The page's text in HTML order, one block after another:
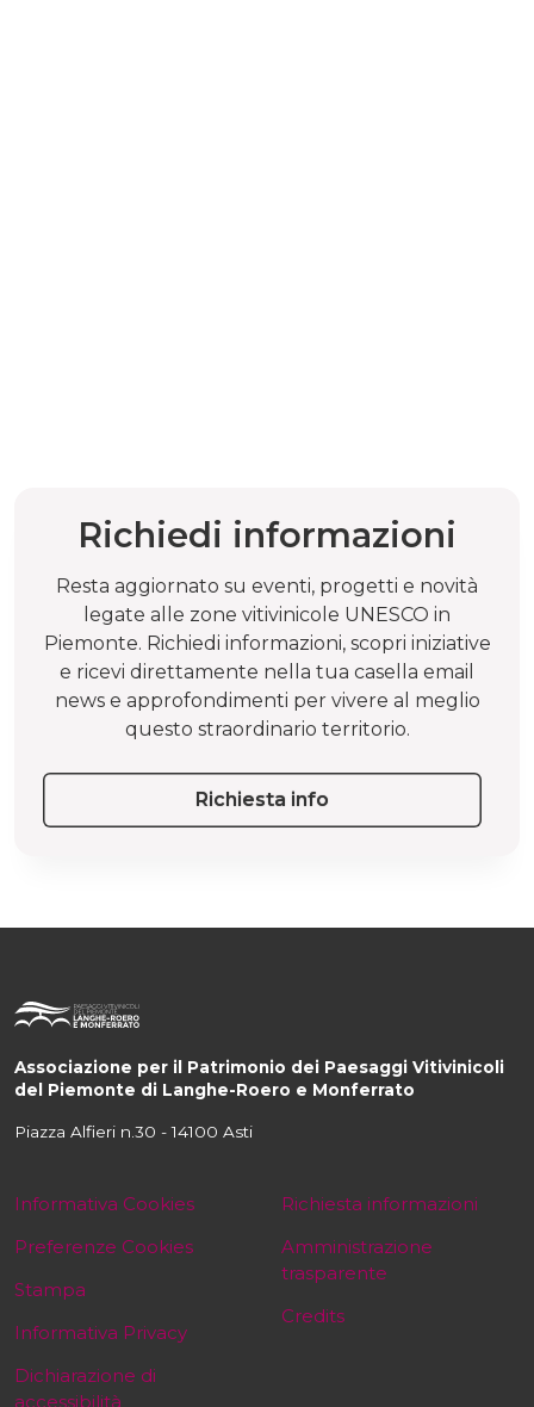
Richiedi informazioni
Resta aggiornato su eventi, progetti e novità
legate alle zone vitivinicole UNESCO in
Piemonte. Richiedi informazioni, scopri iniziative
e ricevi direttamente nella tua casella email
news e approfondimenti per vivere al meglio
questo straordinario territorio.
Richiesta info
Associazione per il Patrimonio dei Paesaggi Vitivinicoli
del Piemonte di Langhe-Roero e Monferrato
Piazza Alfieri n.30 - 14100 Asti
Informativa Cookies
Preferenze Cookies
Stampa
Informativa Privacy
Dichiarazione di
accessibilità
Richiesta informazioni
Amministrazione
trasparente
Credits